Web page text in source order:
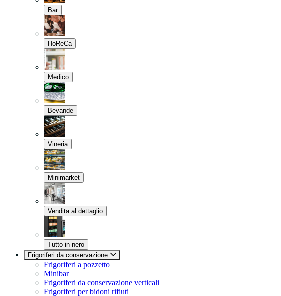
Bar
HoReCa
Medico
Bevande
Vineria
Minimarket
Vendita al dettaglio
Tutto in nero
Frigoriferi da conservazione
Frigoriferi a pozzetto
Minibar
Frigoriferi da conservazione verticali
Frigoriferi per bidoni rifiuti